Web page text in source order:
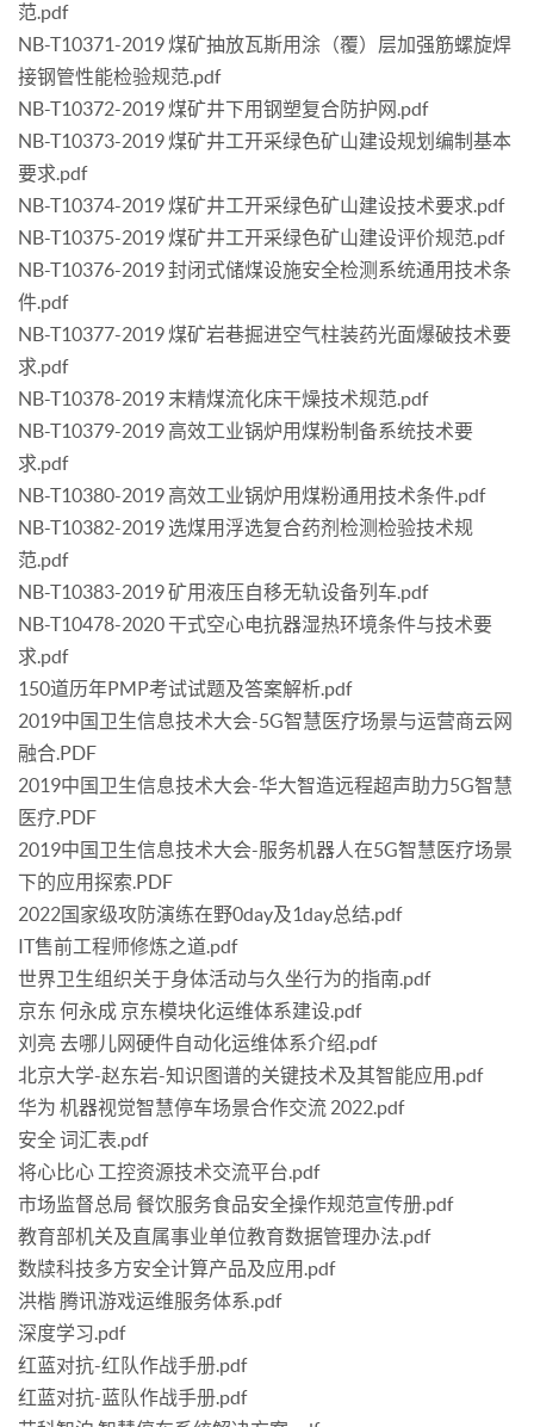
范.pdf
NB-T10371-2019 煤矿抽放瓦斯用涂（覆）层加强筋螺旋焊
接钢管性能检验规范.pdf
NB-T10372-2019 煤矿井下用钢塑复合防护网.pdf
NB-T10373-2019 煤矿井工开采绿色矿山建设规划编制基本
要求.pdf
NB-T10374-2019 煤矿井工开采绿色矿山建设技术要求.pdf
NB-T10375-2019 煤矿井工开采绿色矿山建设评价规范.pdf
NB-T10376-2019 封闭式储煤设施安全检测系统通用技术条
件.pdf
NB-T10377-2019 煤矿岩巷掘进空气柱装药光面爆破技术要
求.pdf
NB-T10378-2019 末精煤流化床干燥技术规范.pdf
NB-T10379-2019 高效工业锅炉用煤粉制备系统技术要
求.pdf
NB-T10380-2019 高效工业锅炉用煤粉通用技术条件.pdf
NB-T10382-2019 选煤用浮选复合药剂检测检验技术规
范.pdf
NB-T10383-2019 矿用液压自移无轨设备列车.pdf
NB-T10478-2020 干式空心电抗器湿热环境条件与技术要
求.pdf
150道历年PMP考试试题及答案解析.pdf
2019中国卫生信息技术大会-5G智慧医疗场景与运营商云网
融合.PDF
2019中国卫生信息技术大会-华大智造远程超声助力5G智慧
医疗.PDF
2019中国卫生信息技术大会-服务机器人在5G智慧医疗场景
下的应用探索.PDF
2022国家级攻防演练在野0day及1day总结.pdf
IT售前工程师修炼之道.pdf
世界卫生组织关于身体活动与久坐行为的指南.pdf
京东 何永成 京东模块化运维体系建设.pdf
刘亮 去哪儿网硬件自动化运维体系介绍.pdf
北京大学-赵东岩-知识图谱的关键技术及其智能应用.pdf
华为 机器视觉智慧停车场景合作交流 2022.pdf
安全 词汇表.pdf
将心比心 工控资源技术交流平台.pdf
市场监督总局 餐饮服务食品安全操作规范宣传册.pdf
教育部机关及直属事业单位教育数据管理办法.pdf
数牍科技多方安全计算产品及应用.pdf
洪楷 腾讯游戏运维服务体系.pdf
深度学习.pdf
红蓝对抗-红队作战手册.pdf
红蓝对抗-蓝队作战手册.pdf